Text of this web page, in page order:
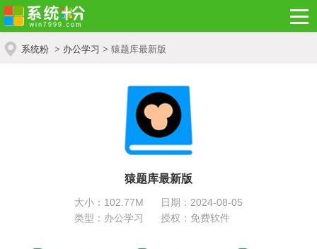
系统粉 > 办公学习 > 猿题库最新版
猿题库最新版
大小：102.77M
类型：办公学习
日期：2024-08-05
授权：免费软件